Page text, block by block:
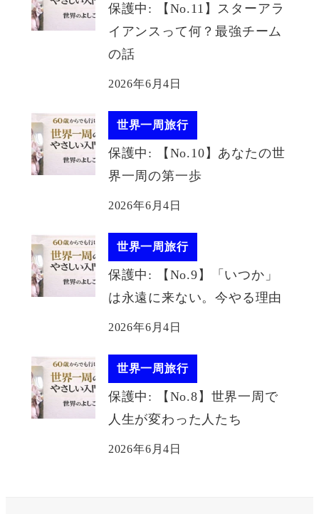
保護中: 【No.11】スターアラ
イアンスって何？最強チーム
の話
2026年6月4日
世界一周旅行
保護中: 【No.10】あなたの世
界一周の第一歩
2026年6月4日
世界一周旅行
保護中: 【No.9】「いつか」
は永遠に来ない。今やる理由
2026年6月4日
世界一周旅行
保護中: 【No.8】世界一周で
人生が変わった人たち
2026年6月4日